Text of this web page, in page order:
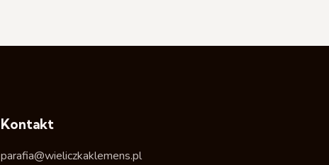
Kontakt
parafia@wieliczkaklemens.pl